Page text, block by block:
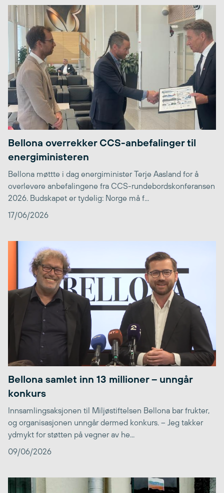
Bellona overrekker CCS-anbefalinger til
energiministeren
Bellona møttte i dag energiminister Terje Aasland for å
overlevere anbefalingene fra CCS-rundebordskonferansen
2026. Budskapet er tydelig: Norge må f...
17/06/2026
Bellona samlet inn 13 millioner – unngår
konkurs
Innsamlingsaksjonen til Miljøstiftelsen Bellona bar frukter,
og organisasjonen unngår dermed konkurs. – Jeg takker
ydmykt for støtten på vegner av he...
09/06/2026